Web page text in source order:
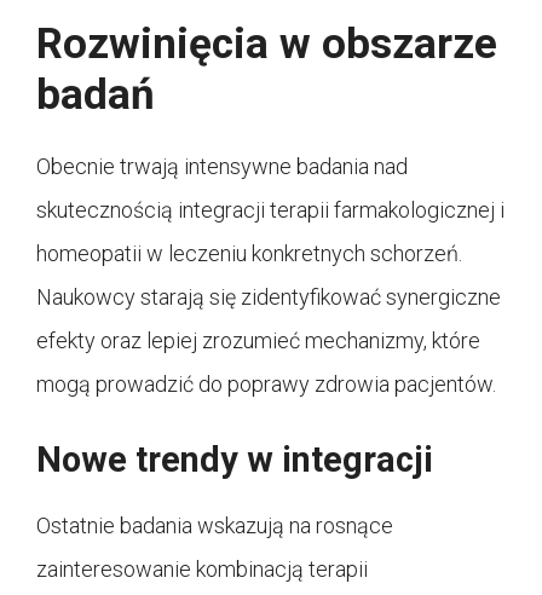
Rozwinięcia w obszarze
badań
Obecnie trwają intensywne badania nad
skutecznością integracji terapii farmakologicznej i
homeopatii w leczeniu konkretnych schorzeń.
Naukowcy starają się zidentyfikować synergiczne
efekty oraz lepiej zrozumieć mechanizmy, które
mogą prowadzić do poprawy zdrowia pacjentów.
Nowe trendy w integracji
Ostatnie badania wskazują na rosnące
zainteresowanie kombinacją terapii